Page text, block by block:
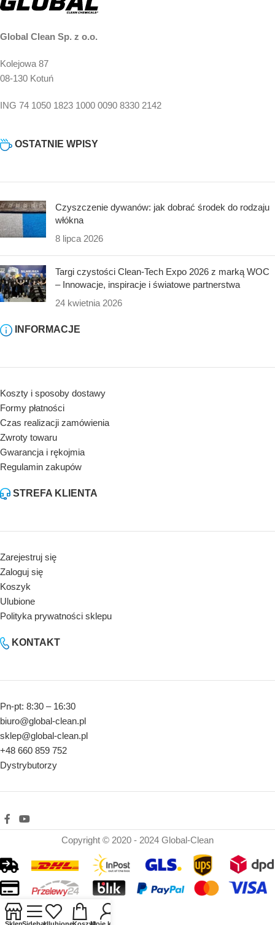
Global Clean Sp. z o.o.
Kolejowa 87
08-130 Kotuń
ING 74 1050 1823 1000 0090 8330 2142
OSTATNIE WPISY
Czyszczenie dywanów: jak dobrać środek do rodzaju
włókna
8 lipca 2026
Targi czystości Clean-Tech Expo 2026 z marką WOC
– Innowacje, inspiracje i światowe partnerstwa
24 kwietnia 2026
INFORMACJE
Koszty i sposoby dostawy
Formy płatności
Czas realizacji zamówienia
Zwroty towaru
Gwarancja i rękojmia
Regulamin zakupów
STREFA KLIENTA
Zarejestruj się
Zaloguj się
Koszyk
Ulubione
Polityka prywatności sklepu
KONTAKT
Pn-pt: 8:30 – 16:30
biuro@global-clean.pl
sklep@global-clean.pl
+48 660 859 752
Dystrybutorzy
Copyright © 2020 - 2024 Global-Clean